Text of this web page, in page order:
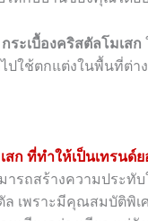
กระเบื้องคริสตัลโมเสก
ไปใช้ตกแต่งในพื้นที่ต่
สก ที่ทำให้เป็นเทรนด์
รถสร้างความประทั
เพราะมีคุณสมบัติพิเ